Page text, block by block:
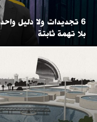
6 تجديدات ولا دليل
بلا تهمة ثابتة